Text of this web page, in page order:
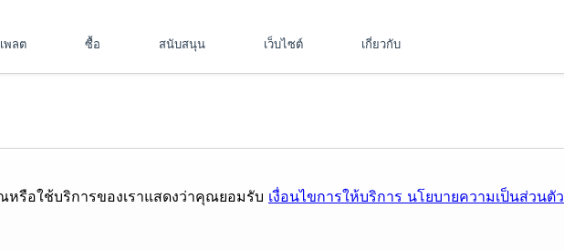
พลต ซื้อ สนับสนุน เว็บไซต์ เกี่ยวกับ
รือใช้บริการของเราแสดงว่าคุณยอมรับ เงื่อนไขการให้บริการ นโยบายความเป็นส่วนตัว